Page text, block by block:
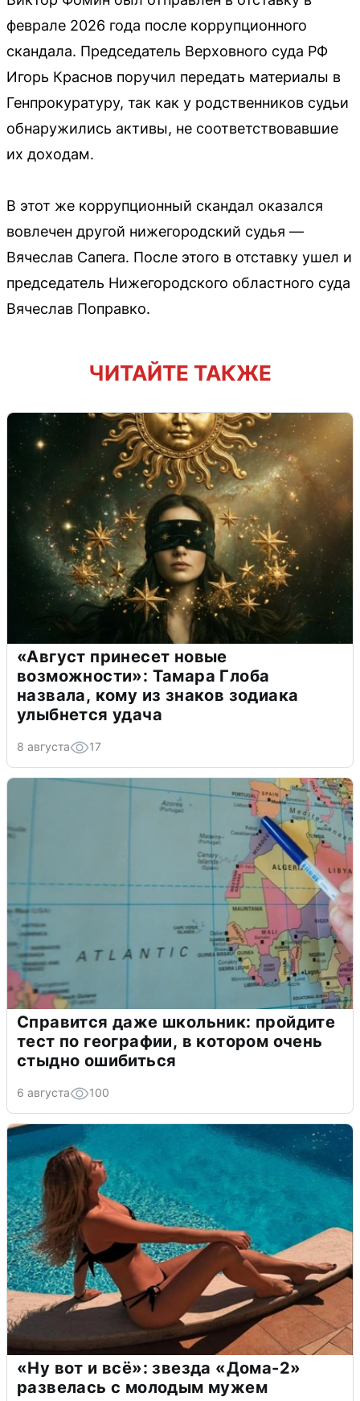
феврале 2026 года после коррупционного
скандала. Председатель Верховного суда РФ
Игорь Краснов поручил передать материалы в
Генпрокуратуру, так как у родственников судьи
обнаружились активы, не соответствовавшие
их доходам.
В этот же коррупционный скандал оказался
вовлечен другой нижегородский судья —
Вячеслав Сапега. После этого в отставку ушел и
председатель Нижегородского областного суда
Вячеслав Поправко.
ЧИТАЙТЕ ТАКЖЕ
«Август принесет новые
возможности»: Тамара Глоба
назвала, кому из знаков зодиака
улыбнется удача
8 августа 17
Справится даже школьник: пройдите
тест по географии, в котором очень
стыдно ошибиться
6 августа 100
«Ну вот и всё»: звезда «Дома-2»
развелась с молодым мужем